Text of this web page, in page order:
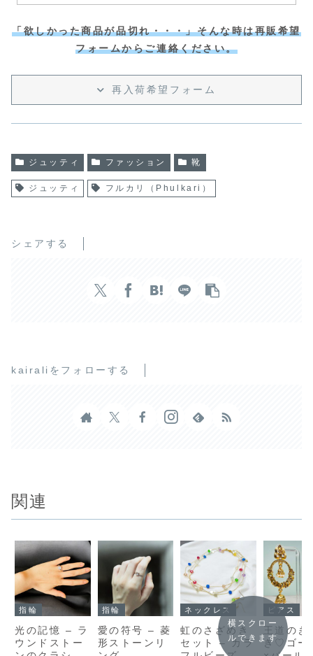
「欲しかった商品が品切れ・・・」そんな時は再販希望
フォームからご連絡ください。
再入荷希望フォーム
ジュッティ ファッション 靴
ジュッティ フルカリ（Phulkari）
シェアする
kairaliをフォローする
関連
指輪
光の記憶 – ラ
ウンドストー
指輪
愛の符号 – 菱
形ストーンリ
ネックレス
虹のさざめき
セット – カラ
ピアス
王道のき
き♡ゴー
横スクロー
ルできます